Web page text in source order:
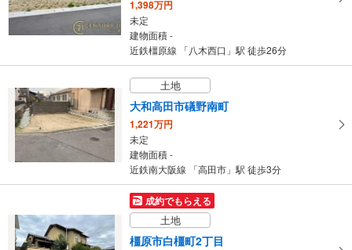
1,398万円
未定
建物面積 -
近鉄橿原線 「八木西口」駅 徒歩26分
土地
大和高田市礒野南町
1,221万円
未定
建物面積 -
近鉄南大阪線 「高田市」駅 徒歩3分
成約でもらえる
土地
橿原市白橿町2丁目